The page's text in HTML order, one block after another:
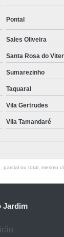
Pontal
Sales Oliveira
Santa Rosa do
Sumarezinho
Taquaral
Vila Gertrudes
Vila Tamandaré
ou total, mesmo
Jardim